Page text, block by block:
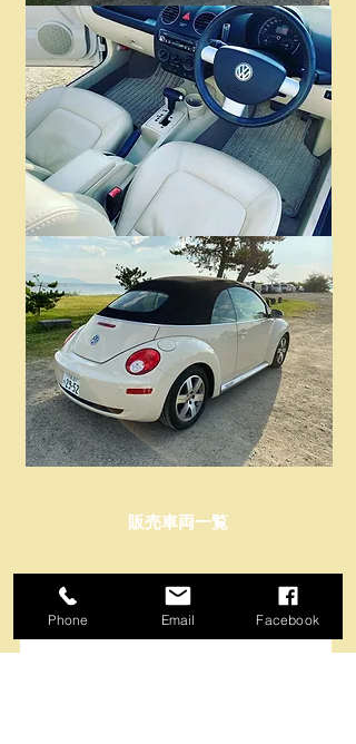
販売車両一覧
Phone Email Facebook